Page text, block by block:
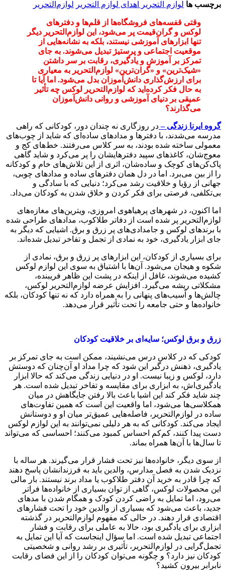
برچسب ها لوازم التحریر اهدای لوازم التحریر لوازم‌التحریر
وقتی قفسه‌های فروشگاه‌ها از قلم‌ها و دفترهای
لوکس و گران‌قیمت پر می‌شود، این لوازم‌التحریر دیگر
تنها ابزارهای آموزشی نیستند، بلکه به نشانه‌هایی از
موقعیت اجتماعی و پرستیژ تبدیل می‌شوند. به جای
تمرکز بر آموزش و یادگیری، رقابت بر سر داشتن
«شیک‌ترین» و «گران‌ترین» لوازم‌التحریر به معیاری
برای ارزش‌گذاری دانش‌آموزان بدل می‌شود. اما آیا تا
به حال فکر کرده‌اید که لوازم‌التحریر لوکس چه تأثیر
عمیقی بر دنیای آموزشی و روانی دانش‌آموزان
می‌گذارند؟
گروه ایرنا زندگی – در روزگاری نه چندان دور، کودکانی که راهی
مدرسه می‌شدند، با دفترها و مدادهای ساده‌ای که شاید از چوب‌های
معمولی ساخته شده بودند، به سر کلاس می‌رفتند. خط‌های کج و
معوج‌شان، کاغذهای سپید دفترهایشان را پر می‌کرد و شاید گاهی
پاک‌کن‌های کوچک و ساده‌شان، اثری از این تلاش‌های خام و کودکانه
را از بین می‌برد. اما در دل همان دفترهای ساده و مدادهای چوبی،
جهانی از رؤیا و خلاقیت رشد می‌کرد؛ دنیایی که با سادگی و
بی‌تکلفی، فرصتی برای فکر کردن و خلاق شدن به کودکان می‌داد.
اما اکنون، در شهرهای پرهیاهوی امروزی، ویترین‌های مغازه‌های
لوازم‌التحریر پر شده است از دفاتر طلاکوب، مدادهای طراحی شده
با برندهای لوکس و جامدادی‌های پر زرق و برق. اشیایی که دیگر به
جای ابزار یادگیری، خود به نمادی از تجمل و تفاخر تبدیل شده‌اند.
برای بسیاری از کودکان، این ابزارهای پر زرق و برق، نمادی از
شکوه و هیجان می‌شود. آن‌ها با اشتیاق به سوی این لوازم لوکس
کشیده می‌شوند، غافل از اینکه در پشت این ظاهر فریبنده،
مشکلاتی ریشه می‌گیرد. افزایش عرضه لوازم‌التحریر لوکس،
چالش‌ها و آسیب‌های پنهانی را به همراه دارد که نه تنها کودکان، بلکه
خانواده‌ها و حتی جامعه را تحت تأثیر قرار می‌دهد.
زرق و برق لوکس؛ سایه‌ای بر خلاقیت کودکان
کودکی که در کلاس درس می‌نشیند، ممکن است به جای تمرکز بر
یادگیری، ذهنش درگیر این شود که چرا مداد او آن‌چنان که دوستش
دارد، لوکس و زیبا نیست. او در دنیایی زندگی می‌کند که حالا ابزار
یادگیری‌اش، به ابزاری برای مقایسه و تفاخر تبدیل شده است. هر
چند شاید فکر کند این اشیا باعث بالا رفتن جایگاهش در میان
همکلاسی‌ها می‌شود، اما واقعیت این است که همین تفاوت‌های
ساده در لوازم‌التحریر، فاصله‌هایی عمیق‌تر میان او و دوستانش
ایجاد می‌کند. کودکانی که به هر دلیلی نمی‌توانند به این لوازم لوکس
دست پیدا کنند، کم‌کم احساس کمبود می‌کنند؛ احساسی که می‌تواند
تا سال‌ها با آن‌ها همراه بماند.
از سوی دیگر، خانواده‌ها نیز تحت فشار قرار می‌گیرند. هر ساله با
نزدیک شدن به فصل مدارس، والدین باید به فرزندانشان پاسخ دهند
که چرا قادر به خرید آن دفتر طلاکوب یا مداد برند نیستند. بار مالی
این محصولات لوکس، گاهی از توان بسیاری از خانواده‌ها فراتر
می‌رود، اما تمایل به راضی کردن کودک و همگام شدن با مدهای
جدید، باعث می‌شود که بسیاری از والدین خود را تحت فشارهای
اقتصادی قرار دهند. در حالی که مفهوم لوازم‌التحریر در گذشته
ابزاری برای یادگیری بود، حالا به عاملی برای رقابت و فشار
اجتماعی تبدیل شده است. اما سؤال اینجاست که آیا این تمایل به
تجمل‌گرایی در لوازم‌التحریر، تأثیری بر رشد روانی و شخصیتی
کودکان نیز دارد؟ و چگونه می‌توان کودکان را از این فضای رقابت
نابرابر بیرون کشید؟